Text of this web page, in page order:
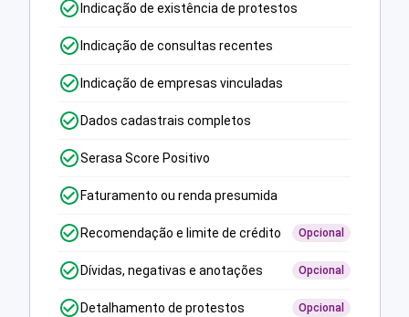
Indicação de existência de protestos
Indicação de consultas recentes
Indicação de empresas vinculadas
Dados cadastrais completos
Serasa Score Positivo
Faturamento ou renda presumida
Recomendação e limite de crédito Opcional
Dívidas, negativas e anotações Opcional
Detalhamento de protestos Opcional